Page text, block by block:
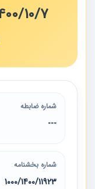
شماره ضابطه
---
شماره بخشنامه
1000/1400/11923